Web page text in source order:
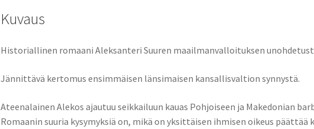
Kuvaus
Historiallinen romaani Aleksanteri Suuren maailmanvalloituksen
Jännittävä kertomus ensimmäisen länsimaisen kansallisvaltion synnystä.
Ateenalainen Alekos ajautuu seikkailuun kauas Pohjoiseen ja Makedonian
Romaanin suuria kysymyksiä on, mikä on yksittäisen ihmisen oikeus päättää